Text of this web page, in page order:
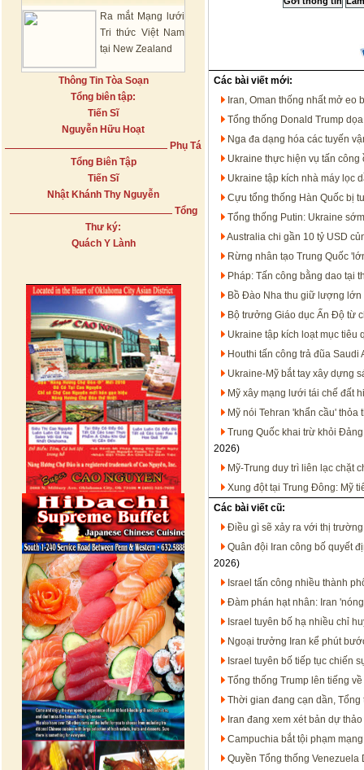
Ra mắt Mạng lưới
Tri thức Việt Nam
tại New Zealand
Thông Tin Tòa Soạn
Tổng biên tập:
Tiến Sĩ
Nguyễn Hữu Hoạt
Phụ Tá
Tổng Biên Tập
Tiến Sĩ
Nhật Khánh Thy Nguyễn
Tổng
Thư ký:
Quách Y Lành
Các bài viết mới:
Iran, Oman thống nhất mở eo
Tổng thống Donald Trump
Nga đa dạng hóa các tuyến
Ukraine thực hiện vụ tấn công
Ukraine tập kích nhà máy lọc
Cựu tổng thống Hàn Quốc bị
Tổng thống Putin: Ukraine
Australia chi gần 10 tỷ USD
Rừng nhân tạo Trung Quốc
Pháp: Tấn công bằng dao tại
Bồ Đào Nha thu giữ lượng
Bộ trưởng Giáo dục Ấn Độ từ
Ukraine tập kích loạt mục tiêu
Houthi tấn công trả đũa
Ukraine-Mỹ bắt tay xây dựng
Mỹ xây mạng lưới tái chế đất
Mỹ nói Tehran 'khẩn cầu'
Trung Quốc khai trừ khỏi
2026)
Mỹ-Trung duy trì liên lạc chặt
Xung đột tại Trung Đông: Mỹ
Các bài viết cũ:
Điều gì sẽ xảy ra với thị
Quân đội Iran công bố quyết
2026)
Israel tấn công nhiều thành
Đàm phán hạt nhân: Iran
Israel tuyên bố hạ nhiều chỉ
Ngoại trưởng Iran kể phút
Israel tuyên bố tiếp tục chiến
Tổng thống Trump lên tiếng
Thời gian đang cạn dần,
Iran đang xem xét bản dự
Campuchia bắt tội phạm
Quyền Tổng thống